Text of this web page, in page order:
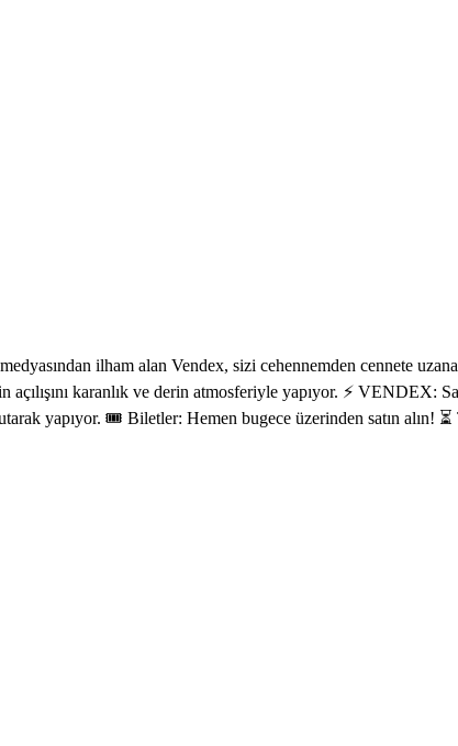
ilham alan Vendex, sizi cehennemden cennete
karanlık ve derin atmosferiyle yapıyor. ⚡ VENDEX:
yapıyor. 🎟 Biletler: Hemen bugece üzerinden satın alın!